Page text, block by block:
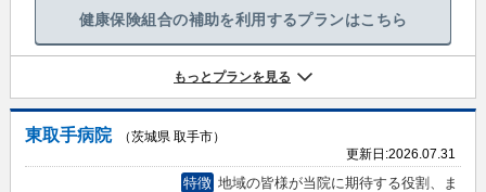
健康保険組合の補助を利用するプランはこちら
もっとプランを見る
東取手病院
（茨城県 取手市）
更新日:2026.07.31
特徴 地域の皆様が当院に期待する役割、ま